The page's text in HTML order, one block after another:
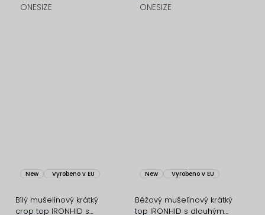
ONESIZE ONESIZE
New Vyrobeno v EU
Bílý mušelínový krátký
crop top IRONHID s
New Vyrobeno v EU
Béžový mušelínový krátký
top IRONHID s dlouhým